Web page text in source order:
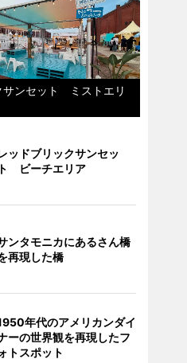
サンセット ミストエリ
ッドブリックサンセッ
ト ビーチエリア
ンタモニカにあるさん橋
再現した橋
年代のアメリカンダイ
ーの世界観を再現したフ
トスポット